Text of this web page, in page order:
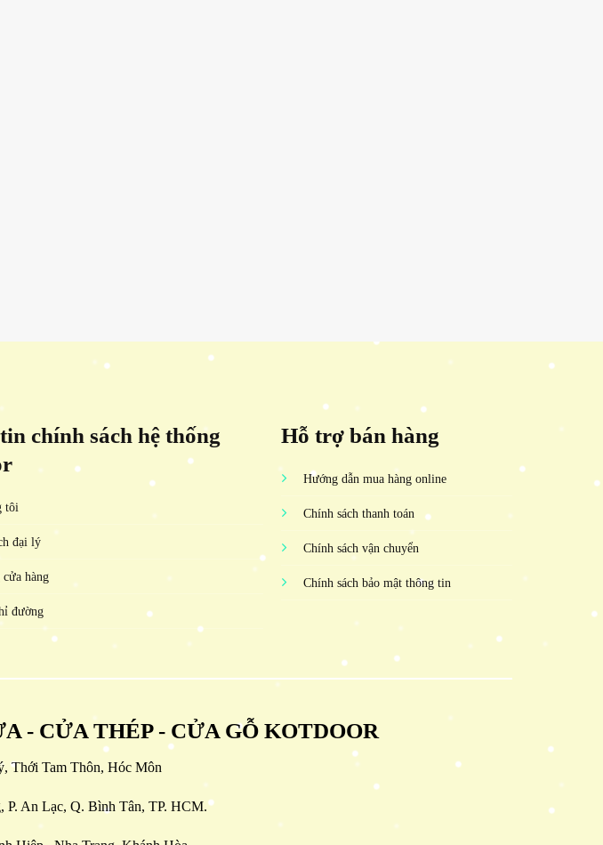
chính sách hệ thống
tôi
đại lý
hàng
đường
Hỗ trợ bán hàng
Hướng dẫn mua hàng online
Chính sách thanh toán
Chính sách vận chuyển
Chính sách bảo mật thông tin
- CỬA THÉP - CỬA GỖ KOTDOOR
Thới Tam Thôn, Hóc Môn
An Lạc, Q. Bình Tân, TP. HCM.